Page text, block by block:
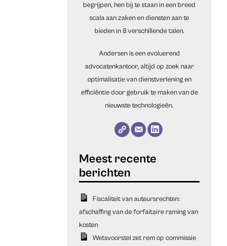
begrijpen, hen bij te staan in een breed
scala aan zaken en diensten aan te
bieden in 8 verschillende talen.
Andersen is een evoluerend
advocatenkantoor, altijd op zoek naar
optimalisatie van dienstverlening en
efficiëntie door gebruik te maken van de
nieuwste technologieën.
Fiscaliteit van auteursrechten:
afschaffing van de forfaitaire raming van
kosten
Wetsvoorstel zet rem op commissie